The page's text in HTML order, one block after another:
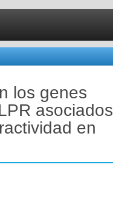
los genes
asociados
en